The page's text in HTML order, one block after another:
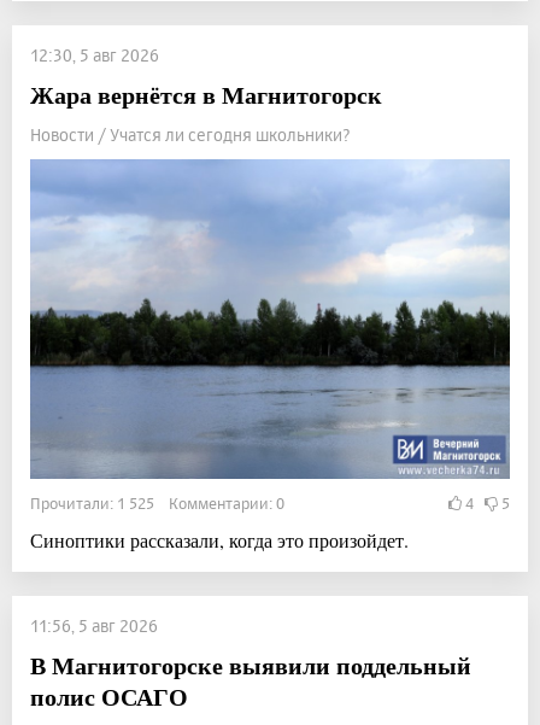
12:30, 5 авг 2026
Жара вернётся в Магнитогорск
Новости / Учатся ли сегодня школьники?
Прочитали: 1 525 Комментарии: 0 4 5
Синоптики рассказали, когда это произойдет.
11:56, 5 авг 2026
В Магнитогорске выявили поддельный
полис ОСАГО